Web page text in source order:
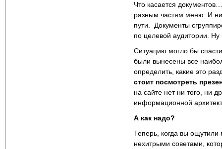
Что касается
разным частям меню. И ни
пути. Документы
по целевой аудитории. Ну
Ситуацию могло бы
были вынесены все
определить, какие это
стоит посмотреть
на сайте нет ни того, ни
информационной
А как надо?
Теперь, когда вы ощутили
нехитрыми советами,